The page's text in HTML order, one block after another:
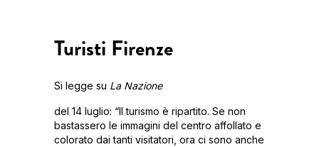
Turisti Firenze
Si legge su La Nazione
del 14 luglio: “Il turismo è ripartito. Se non
bastassero le immagini del centro affollato e
colorato dai tanti visitatori, ora ci sono anche